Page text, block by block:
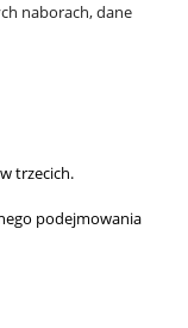
naborach, dane
trzecich.
podejmowania